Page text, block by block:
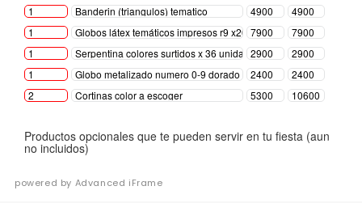
powered by Advanced iFrame